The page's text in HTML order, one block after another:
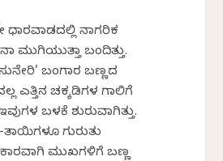
ಧಾರವಾಡದಲ್ಲಿ ನಾಗರಿಕ
ಮುಗಿಯುತ್ತಾ ಬಂದಿತ್ತು.
ಬಂಗಾರ ಬಣ್ಣದ
ಎತ್ತಿನ ಚಕ್ಕಡಿಗಳ ಗಾಲಿಗೆ
ಬಳಕೆ ಶುರುವಾಗಿತ್ತು.
ಗುರುತು
ಮುಖಗಳಿಗೆ ಬಣ್ಣ